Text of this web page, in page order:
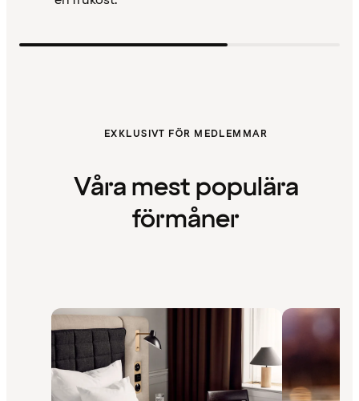
EXKLUSIVT FÖR MEDLEMMAR
Våra mest populära
förmåner